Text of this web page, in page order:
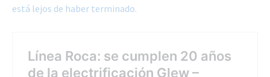
está lejos de haber terminado.